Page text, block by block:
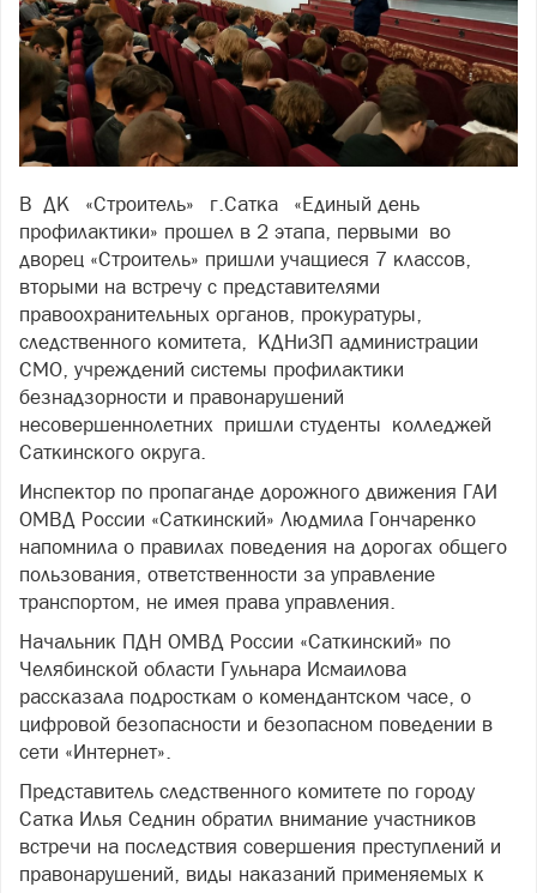
В ДК «Строитель» г.Сатка «Единый день
профилактики» прошел в 2 этапа, первыми во
дворец «Строитель» пришли учащиеся 7 классов,
вторыми на встречу с представителями
правоохранительных органов, прокуратуры,
следственного комитета, КДНиЗП администрации
СМО, учреждений системы профилактики
безнадзорности и правонарушений
несовершеннолетних пришли студенты колледжей
Саткинского округа.
Инспектор по пропаганде дорожного движения ГАИ
ОМВД России «Саткинский» Людмила Гончаренко
напомнила о правилах поведения на дорогах общего
пользования, ответственности за управление
транспортом, не имея права управления.
Начальник ПДН ОМВД России «Саткинский» по
Челябинской области Гульнара Исмаилова
рассказала подросткам о комендантском часе, о
цифровой безопасности и безопасном поведении в
сети «Интернет».
Представитель следственного комитете по городу
Сатка Илья Седнин обратил внимание участников
встречи на последствия совершения преступлений и
правонарушений, виды наказаний применяемых к